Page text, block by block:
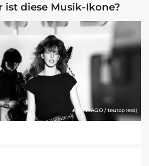
ist diese Musik-Ikone?
(©IMAGO / teutopress)